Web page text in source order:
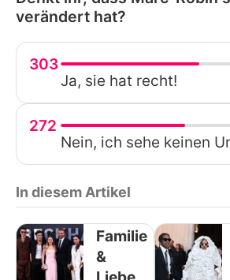
verändert hat?
303
Ja, sie hat recht!
272
Nein, ich sehe keinen
In diesem Artikel
Familie
&